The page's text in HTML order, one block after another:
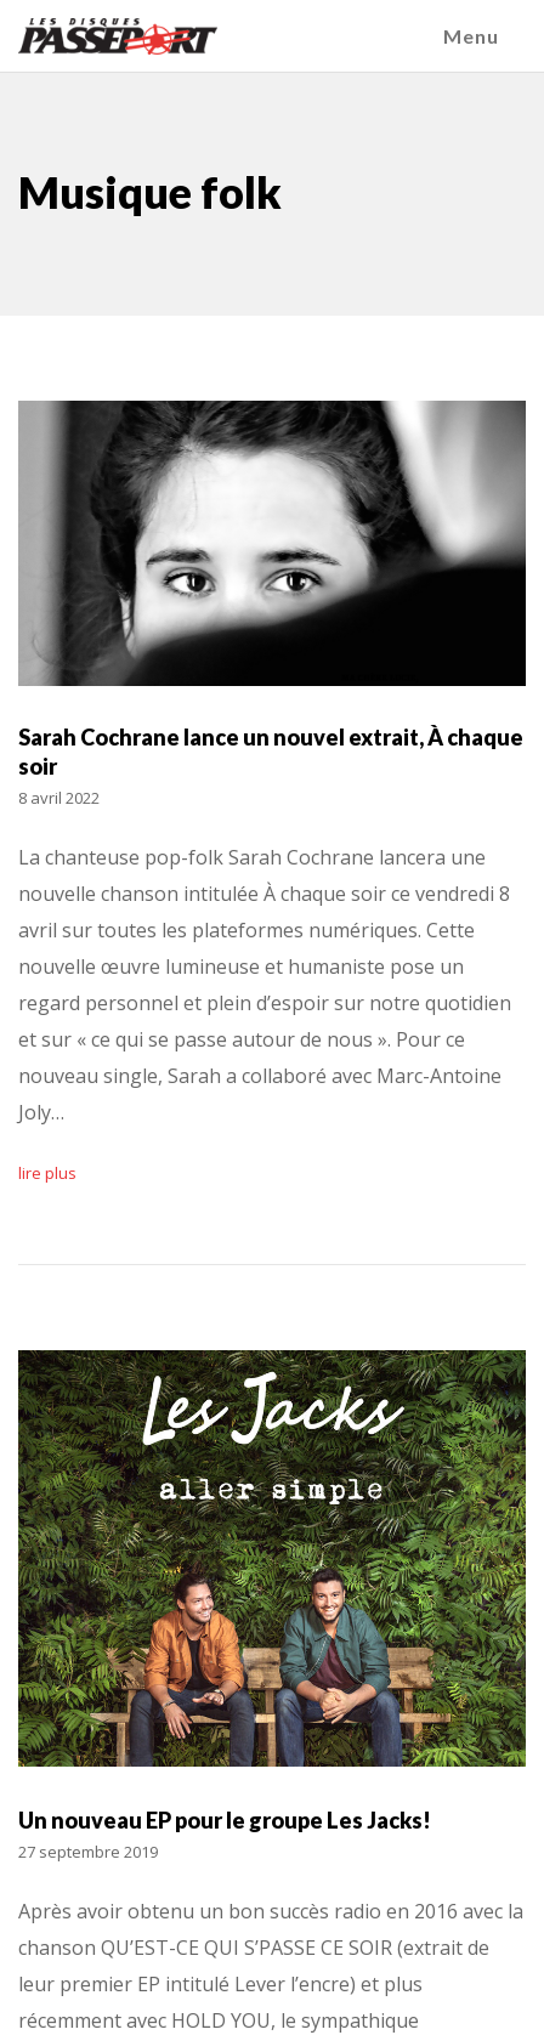
Menu
Musique folk
Sarah Cochrane lance un nouvel extrait, À chaque
soir
8 avril 2022
La chanteuse pop-folk Sarah Cochrane lancera une
nouvelle chanson intitulée À chaque soir ce vendredi 8
avril sur toutes les plateformes numériques. Cette
nouvelle œuvre lumineuse et humaniste pose un
regard personnel et plein d’espoir sur notre quotidien
et sur « ce qui se passe autour de nous ». Pour ce
nouveau single, Sarah a collaboré avec Marc-Antoine
Joly…
lire plus
Un nouveau EP pour le groupe Les Jacks!
27 septembre 2019
Après avoir obtenu un bon succès radio en 2016 avec la
chanson QU’EST-CE QUI S’PASSE CE SOIR (extrait de
leur premier EP intitulé Lever l’encre) et plus
récemment avec HOLD YOU, le sympathique